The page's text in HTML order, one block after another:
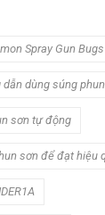
Spray Gun Bugs
dẫn dùng súng
sơn tự động
sơn để đạt hiệu